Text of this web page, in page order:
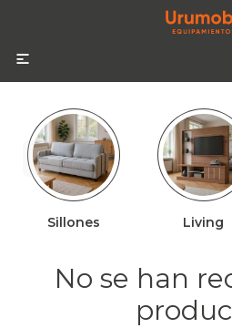

Sillones Living
No se han
Colchones